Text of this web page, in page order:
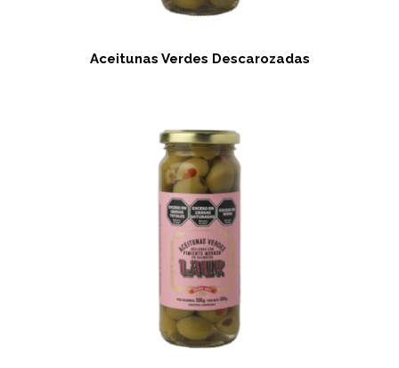
Aceitunas Verdes Descarozadas